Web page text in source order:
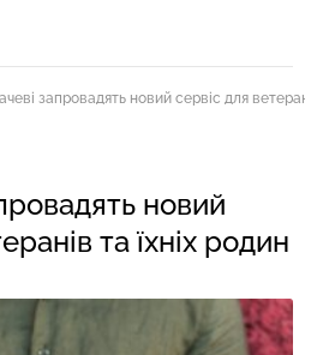
запровадять новий сервіс для
новий
та їхніх родин